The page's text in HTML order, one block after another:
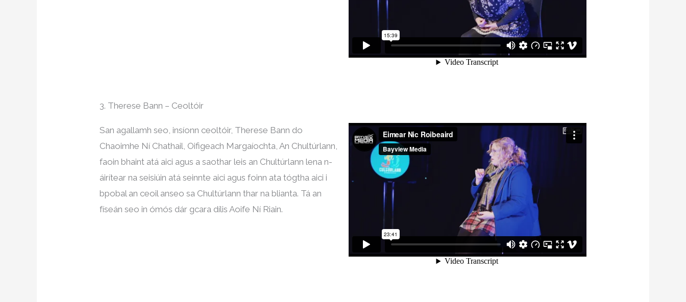
3. Therese Bann – Ceoltóir
San agallamh seo, insíonn ceoltóir, Therese Bann do
Chaoimhe Ní Chathail, Oifigeach Margaíochta, An Chultúrlann,
faoin bhaint atá aici agus a saothar leis an Chultúrlann lena n-
áirítear na seisiúin atá seinnte aici agus foinn ata tógtha aici i
bpobal an ceoil anseo sa Chultúrlann thar na blianta. Tá an
físeán seo in ómós dár gcara dílis Aoife Ní Riain.